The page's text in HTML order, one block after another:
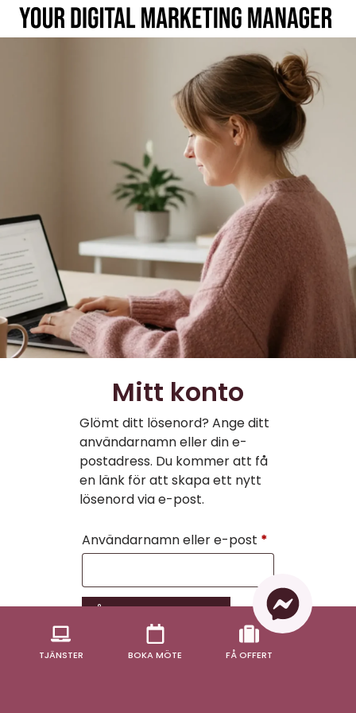
Mitt konto
Glömt ditt lösenord? Ange ditt
användarnamn eller din e-
postadress. Du kommer att få
en länk för att skapa ett nytt
lösenord via e-post.
Användarnamn eller e-post *
Återställ lösenord
TJÄNSTER BOKA MÖTE FÅ OFFERT